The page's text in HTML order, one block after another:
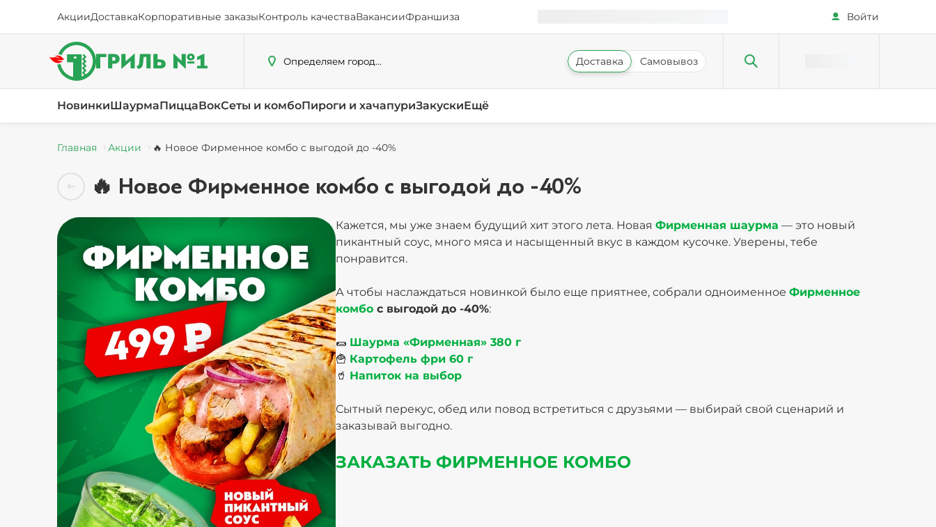
АкцииДоставкаКорпоративные заказыКонтроль качестваВакансииФраншиза Войти
Определяем город... Доставка Самовывоз
НовинкиШаурмаПиццаВокСеты и комбоПироги и хачапуриЗакускиЕщё
Главная Акции 🔥 Новое Фирменное комбо с выгодой до -40%
🔥 Новое Фирменное комбо с выгодой до -40%
Кажется, мы уже знаем будущий хит этого лета. Новая Фирменная шаурма — это новый
пикантный соус, много мяса и насыщенный вкус в каждом кусочке. Уверены, тебе
понравится.
А чтобы наслаждаться новинкой было еще приятнее, собрали одноименное Фирменное
комбо с выгодой до -40%:
🌯 Шаурма «Фирменная» 380 г
🍟 Картофель фри 60 г
🥤 Напиток на выбор
Сытный перекус, обед или повод встретиться с друзьями — выбирай свой сценарий и
заказывай выгодно.
ЗАКАЗАТЬ ФИРМЕННОЕ КОМБО